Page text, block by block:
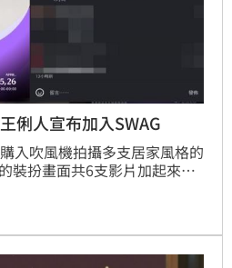
俐人宣布加入SWAG
入吹風機拍攝多支居家風格的
裝扮畫面共6支影片加起來點
她即將現身直播，引起熱議。